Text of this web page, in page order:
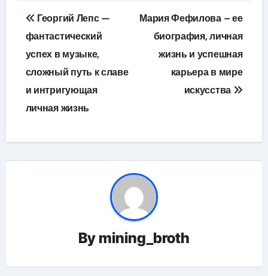
Навигация
по
записям
Георгий Лепс —
фантастический
успех в музыке,
сложный путь к славе
и интригующая
личная жизнь
Мария Фефилова – ее
биография, личная
жизнь и успешная
карьера в мире
искусства
By mining_broth